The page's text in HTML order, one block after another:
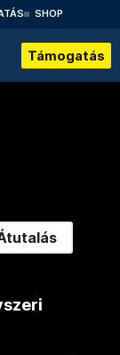
SHOP
Támogatás